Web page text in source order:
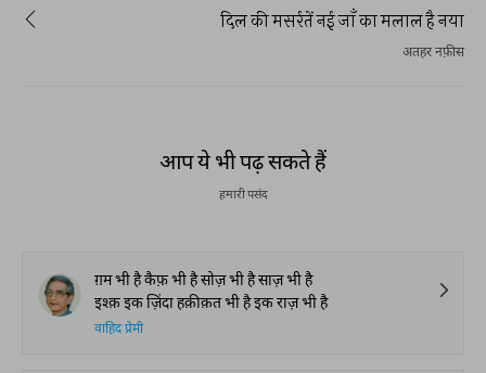
दिल की मसर्रतें नई जाँ का मलाल है नया
अतहर नफ़ीस
आप ये भी पढ़ सकते हैं
हमारी पसंद
ग़म भी है कैफ़ भी है सोज़ भी है साज़ भी है
इश्क़ इक ज़िंदा हक़ीक़त भी है इक राज़ भी है
वाहिद प्रेमी